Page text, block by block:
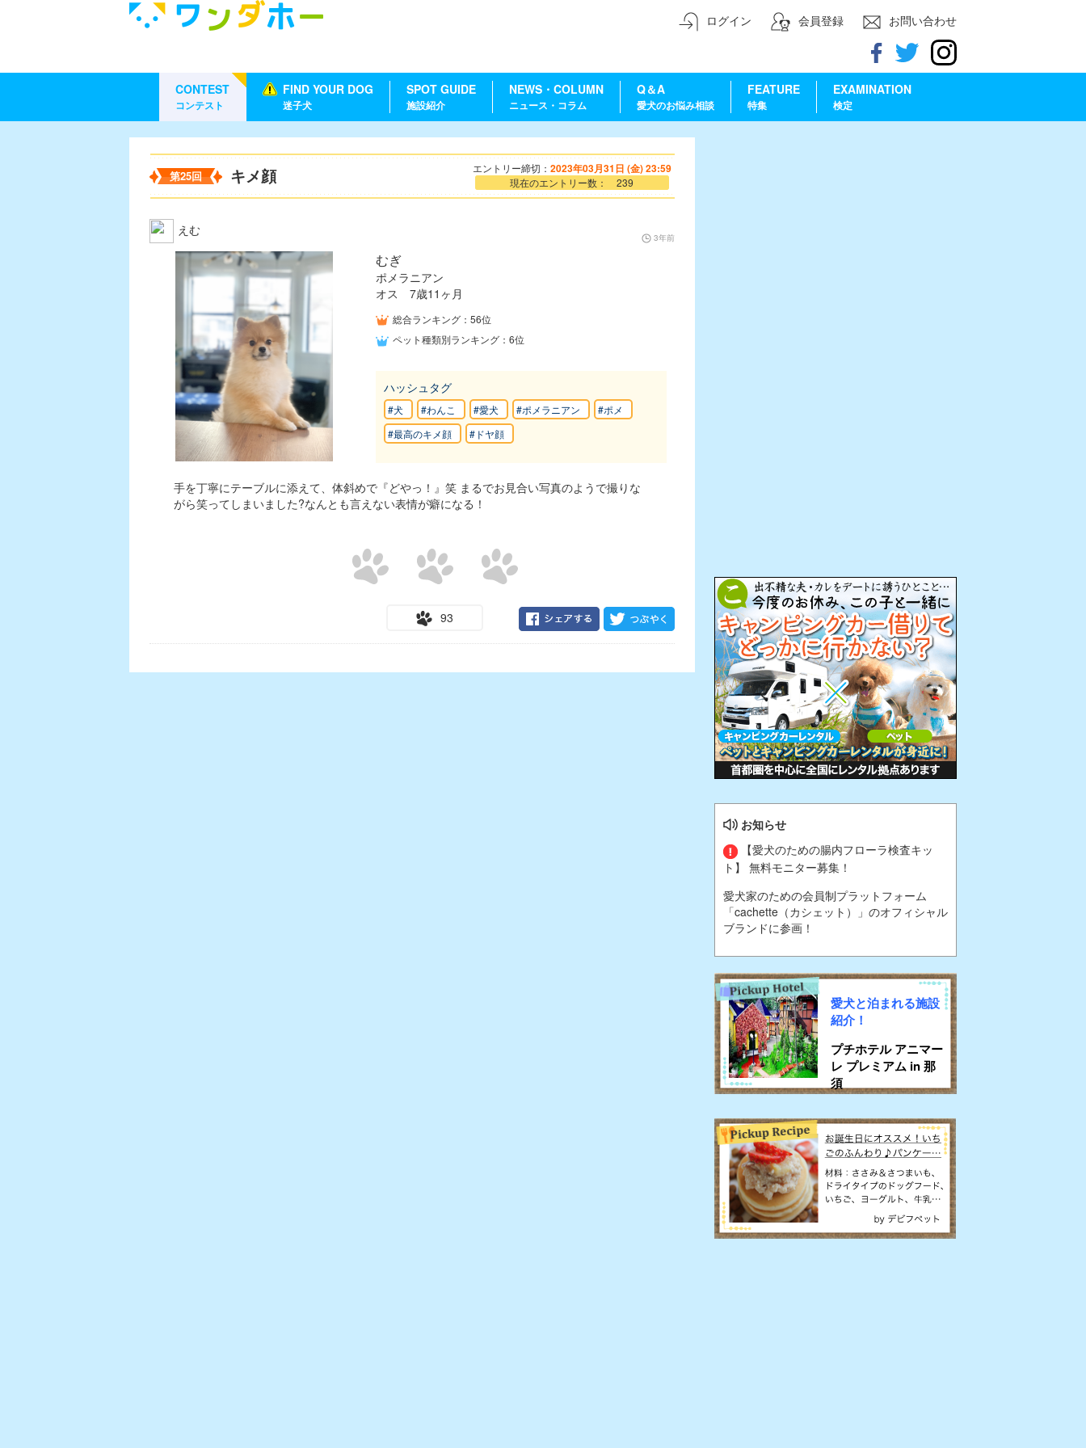
ログイン 会員登録 お問い合わせ
CONTEST
コンテスト
FIND YOUR DOG
迷子犬
SPOT GUIDE
施設紹介
NEWS・COLUMN
ニュース・コラム
Q＆A
愛犬のお悩み相談
FEATURE
特集
EXAMINATION
検定
第25回 キメ顔 エントリー締切： 2023年03月31日 (金) 23:59
現在のエントリー数： 239
えむ 3年前
むぎ
ポメラニアン
オス 7歳11ヶ月
総合ランキング：56位
ペット種類別ランキング：6位
ハッシュタグ
#犬 #わんこ #愛犬 #ポメラニアン
#ポメ
#最高のキメ顔
#ドヤ顔
手を丁寧にテーブルに添えて、体斜めで『どやっ！』笑 まるでお見合い写真のようで撮りな
がら笑ってしまいました?なんとも言えない表情が癖になる！
93
お知らせ
【愛犬のための腸内フローラ検査キッ
ト】 無料モニター募集！
愛犬家のための会員制プラットフォーム
「cachette（カシェット）」のオフィシャル
ブランドに参画！
愛犬と泊まれる施設
紹介！
プチホテル アニマー
レ プレミアム in 那
須